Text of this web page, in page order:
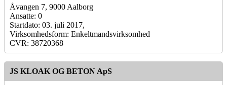
Åvangen 7, 9000 Aalborg
Ansatte: 0
Startdato: 03. juli 2017,
Virksomhedsform: Enkeltmandsvirksomhed
CVR: 38720368
JS KLOAK OG BETON ApS